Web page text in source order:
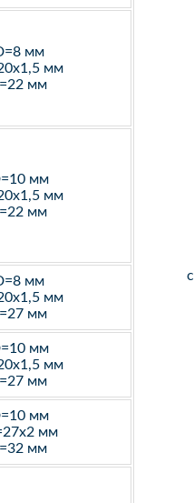
мм
мм
мм
мм
мм
мм
мм
мм
мм
мм
мм
мм
мм
мм
мм